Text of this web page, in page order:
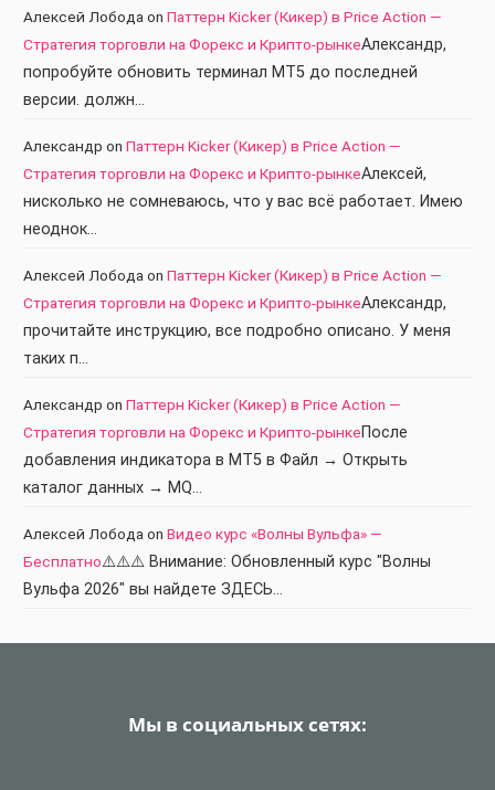
Алексей Лобода on Паттерн Kicker (Кикер) в Price Action —
Стратегия торговли на Форекс и Крипто-рынкеАлександр,
попробуйте обновить терминал МТ5 до последней
версии. должн…
Александр on Паттерн Kicker (Кикер) в Price Action —
Стратегия торговли на Форекс и Крипто-рынкеАлексей,
нисколько не сомневаюсь, что у вас всё работает. Имею
неоднок…
Алексей Лобода on Паттерн Kicker (Кикер) в Price Action —
Стратегия торговли на Форекс и Крипто-рынкеАлександр,
прочитайте инструкцию, все подробно описано. У меня
таких п…
Александр on Паттерн Kicker (Кикер) в Price Action —
Стратегия торговли на Форекс и Крипто-рынкеПосле
добавления индикатора в МТ5 в Файл → Открыть
каталог данных → MQ…
Алексей Лобода on Видео курс «Волны Вульфа» —
Бесплатно⚠️⚠️⚠️ Внимание: Обновленный курс "Волны
Вульфа 2026" вы найдете ЗДЕСЬ…
Мы в социальных сетях: